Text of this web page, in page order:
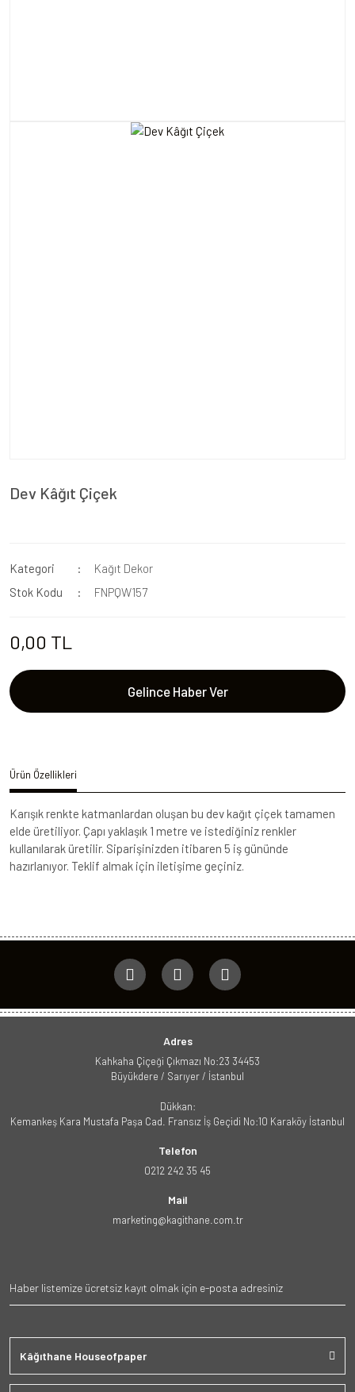
Dev Kâğıt Çiçek
Kategori
Kağıt Dekor
Stok Kodu
FNPQW157
0,00 TL
Gelince Haber Ver
Ürün Özellikleri
Karışık renkte katmanlardan oluşan bu dev kağıt çiçek tamamen
elde üretiliyor. Çapı yaklaşık 1 metre ve istediğiniz renkler
kullanılarak üretilir. Siparişinizden itibaren 5 iş gününde
hazırlanıyor. Teklif almak için iletişime geçiniz.
Adres
Kahkaha Çiçeği Çıkmazı No:23 34453
Büyükdere / Sarıyer / İstanbul
Dükkan:
Kemankeş Kara Mustafa Paşa Cad. Fransız İş Geçidi No:10 Karaköy İstanbul
Telefon
0212 242 35 45
Mail
marketing@kagithane.com.tr
Kâğıthane Houseofpaper